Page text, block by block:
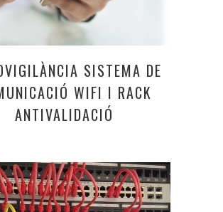
SISTEMA DE
WIFI I RACK
ANTIVALIDACIÓ